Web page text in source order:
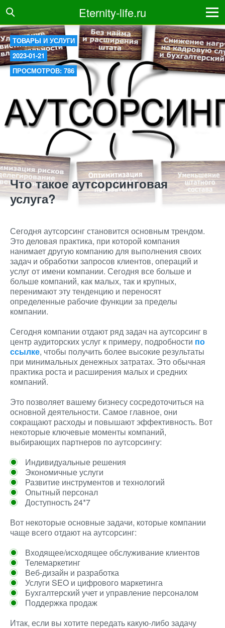
Eternity-life.ru
ТОВАРЫ И УСЛУГИ
2023-01-21
ПРОСМОТРОВ: 786
Что такое аутсорсинговая
услуга?
Сегодня аутсорсинг становится основным трендом.
Это деловая практика, при которой компания
нанимает другую компанию для выполнения своих
задач и обработки запросов клиентов, операций и
услуг от имени компании. Сегодня все больше и
больше компаний, как малых, так и крупных,
перенимают эту тенденцию и переносят
определенные рабочие функции за пределы
компании.
Сегодня компании отдают ряд задач на аутсорсинг в
центр аудиторских услуг к примеру, подробности по
ссылке, чтобы получить более высокие результаты
при минимальных денежных затратах. Это обычная
практика роста и расширения малых и средних
компаний.
Это позволяет вашему бизнесу сосредоточиться на
основной деятельности. Самое главное, они
сокращают расходы и повышают эффективность. Вот
некоторые ключевые моменты компаний,
выбирающих партнеров по аутсорсингу:
Индивидуальные решения
Экономичные услуги
Развитие инструментов и технологий
Опытный персонал
Доступность 24*7
Вот некоторые основные задачи, которые компании
чаще всего отдают на аутсорсинг:
Входящее/исходящее обслуживание клиентов
Телемаркетинг
Веб-дизайн и разработка
Услуги SEO и цифрового маркетинга
Бухгалтерский учет и управление персоналом
Поддержка продаж
Итак, если вы хотите передать какую-либо задачу